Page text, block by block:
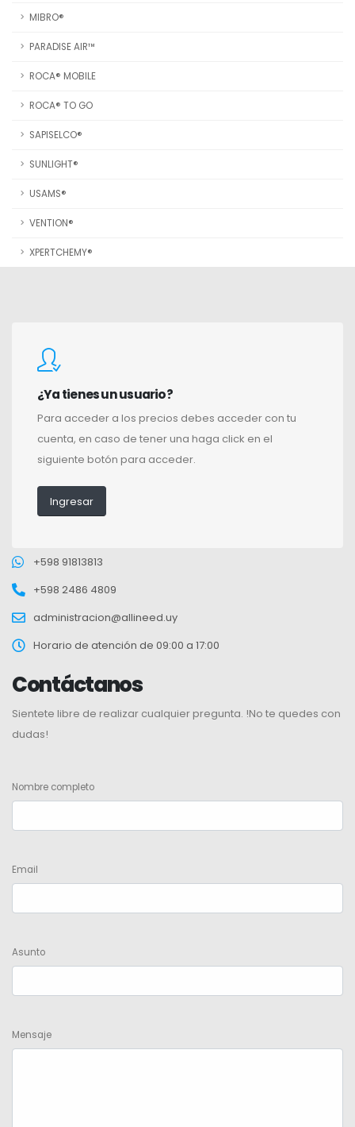
MIBRO®
PARADISE AIR™
ROCA® MOBILE
ROCA® TO GO
SAPISELCO®
SUNLIGHT®
USAMS®
VENTION®
XPERTCHEMY®
¿Ya tienes un usuario?
Para acceder a los precios debes acceder con tu
cuenta, en caso de tener una haga click en el
siguiente botón para acceder.
Ingresar
+598 91813813
+598 2486 4809
administracion@allineed.uy
Horario de atención de 09:00 a 17:00
Contáctanos
Sientete libre de realizar cualquier pregunta. !No te quedes con
dudas!
Nombre completo
Email
Asunto
Mensaje